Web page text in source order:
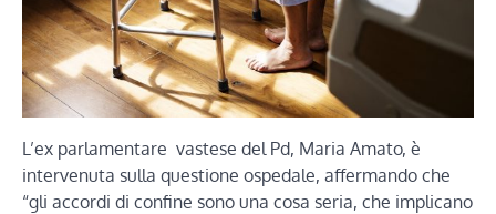
L’ex parlamentare vastese del Pd, Maria Amato, è
intervenuta sulla questione ospedale, affermando che
“gli accordi di confine sono una cosa seria, che implicano